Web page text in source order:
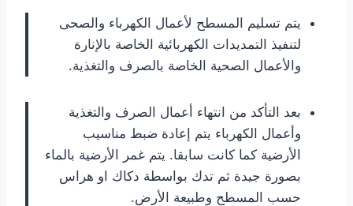
يتم تسليم المسطح لأعمال الكهرباء والصحى
لتنفيذ التمديدات الكهربائية الخاصة بالإنارة
والأعمال الصحية الخاصة بالصرف والتغذية.
بعد التأكد من انتهاء أعمال الصرف والتغذية
وأعمال الكهرباء يتم إعادة ضبط مناسيب
الأرضية كما كانت سابقا. يتم غمر الأرضية بالماء
بصورة جيدة ثم تدك بواسطة دكاك او هراس
حسب المسطح وطبيعة الأرض.